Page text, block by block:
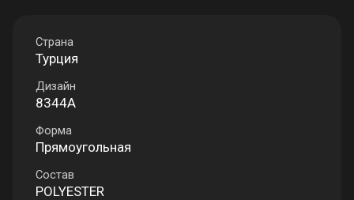
Страна
Турция
Дизайн
8344A
Форма
Прямоугольная
Состав
POLYESTER